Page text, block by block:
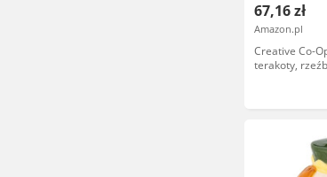
67,16 zł
Amazon.pl
Creative Co-
terakoty,